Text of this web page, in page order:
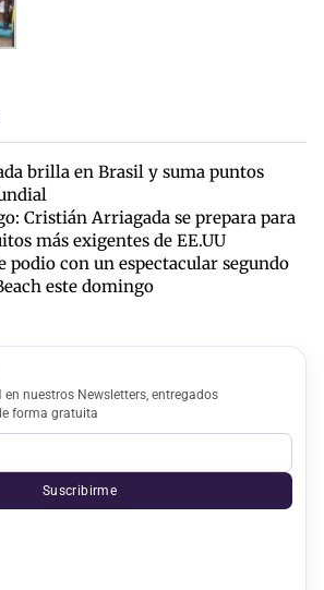
brilla en Brasil y suma puntos
Cristián Arriagada se prepara para
más exigentes de EE.UU
podio con un espectacular segundo
este domingo
en nuestros Newsletters, entregados
forma gratuita
Suscribirme